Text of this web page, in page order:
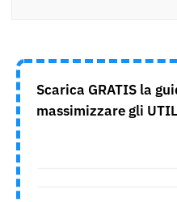
Scarica GRATIS la
massimizzare gli